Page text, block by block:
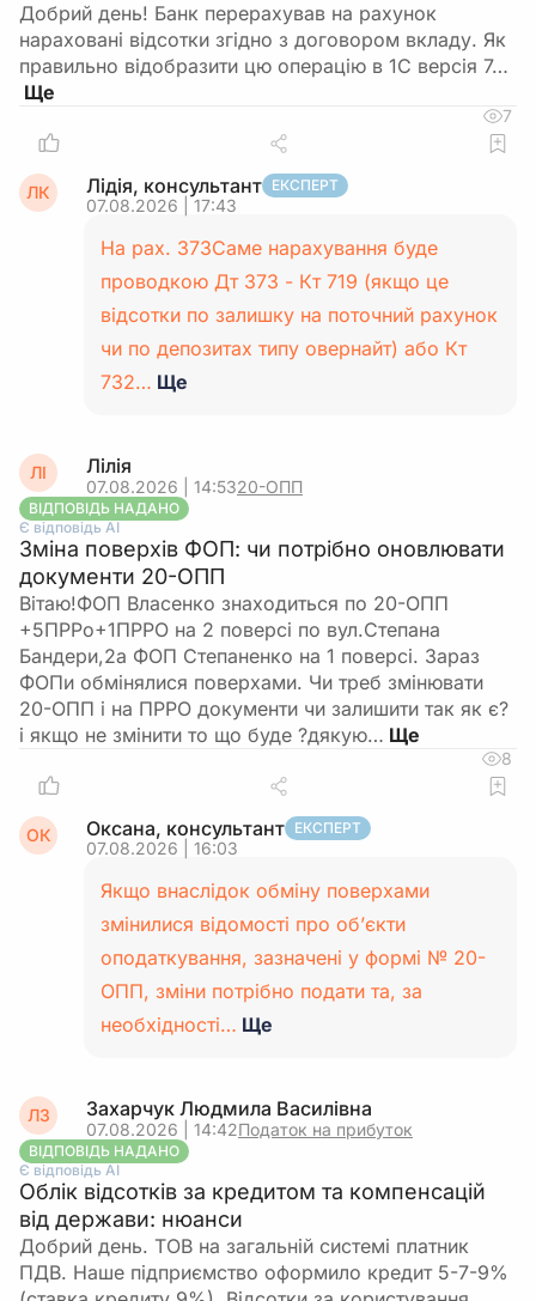
Добрий день! Банк перерахував на рахунок
нараховані відсотки згідно з договором вкладу. Як
правильно відобразити цю операцію в 1С версія 7…
7
ЛК Лідія, консультант ЕКСПЕРТ
07.08.2026 | 17:43
На рах. 373Саме нарахування буде
проводкою Дт 373 - Кт 719 (якщо це
відсотки по залишку на поточний рахунок
чи по депозитах типу овернайт) або Кт
732… Ще
ЛІ Лілія
07.08.2026 | 14:5320-ОПП
ВІДПОВІДЬ НАДАНО
Є відповідь АІ
Зміна поверхів ФОП: чи потрібно оновлювати
документи 20-ОПП
Вітаю!ФОП Власенко знаходиться по 20-ОПП
+5ПРРо+1ПРРО на 2 поверсі по вул.Степана
Бандери,2а ФОП Степаненко на 1 поверсі. Зараз
ФОПи обмінялися поверхами. Чи треб змінювати
20-ОПП і на ПРРО документи чи залишити так як є?
і якщо не змінити то що буде ?дякую…
8
ОК Оксана, консультант ЕКСПЕРТ
07.08.2026 | 16:03
Якщо внаслідок обміну поверхами
змінилися відомості про об’єкти
оподаткування, зазначені у формі № 20-
ОПП, зміни потрібно подати та, за
необхідності… Ще
ЛЗ Захарчук Людмила Василівна
07.08.2026 | 14:42Податок на прибуток
ВІДПОВІДЬ НАДАНО
Є відповідь АІ
Облік відсотків за кредитом та компенсацій
від держави: нюанси
Добрий день. ТОВ на загальній системі платник
ПДВ. Наше підприємство оформило кредит 5-7-9%